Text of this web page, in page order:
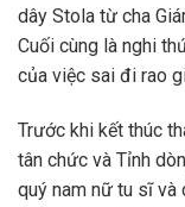
dây Stola từ cha
Cuối cùng là nghi
của việc sai đi rao
Trước khi kết thúc
tân chức và Tỉnh
quý nam nữ tu sĩ và